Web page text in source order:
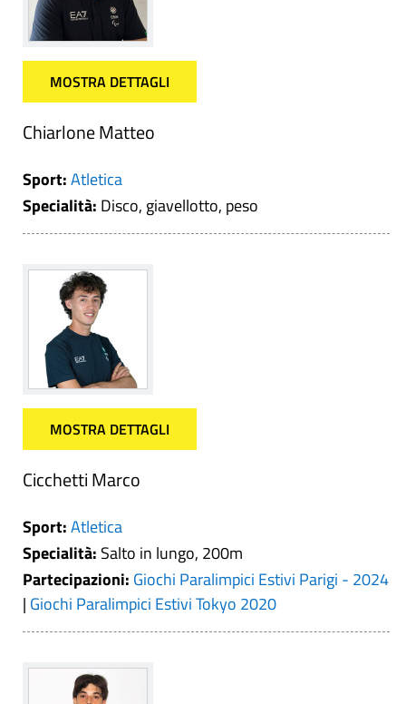
MOSTRA DETTAGLI
Chiarlone Matteo
Sport:Atletica
Specialità: Disco, giavellotto, peso
MOSTRA DETTAGLI
Cicchetti Marco
Sport:Atletica
Specialità: Salto in lungo, 200m
Partecipazioni: Giochi Paralimpici Estivi Parigi - 2024
| Giochi Paralimpici Estivi Tokyo 2020